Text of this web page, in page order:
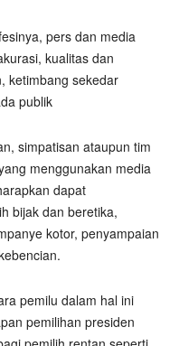
pers dan media
kualitas dan
ketimbang sekedar
publik
simpatisan ataupun tim
menggunakan media
dapat
bijak dan beretika,
kotor, penyampaian
pemilu dalam hal ini
pemilihan presiden